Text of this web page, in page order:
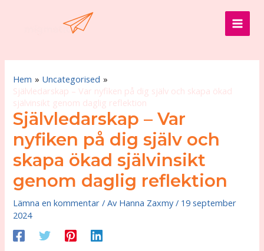
Hem
Uncategorised
Självledarskap – Var nyfiken på dig själv och skapa ökad
självinsikt genom daglig reflektion
Självledarskap – Var
nyfiken på dig själv och
skapa ökad självinsikt
genom daglig reflektion
Lämna en kommentar / Av Hanna Zaxmy/ 19 september
2024